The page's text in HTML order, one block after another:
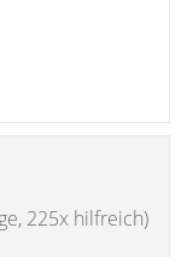
225x hilfreich)